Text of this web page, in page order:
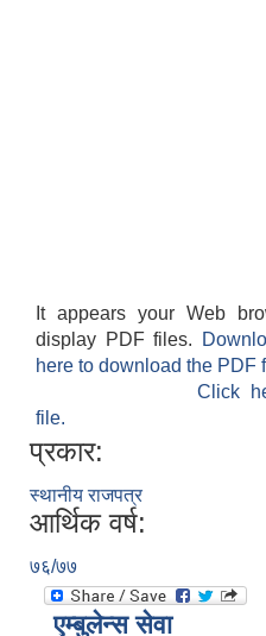
It appears your Web
display PDF files.
here to download the PDF
Click
file.
प्रकार:
स्थानीय राजपत्र
आर्थिक वर्ष:
७६/७७
एम्बुलेन्स सेवा